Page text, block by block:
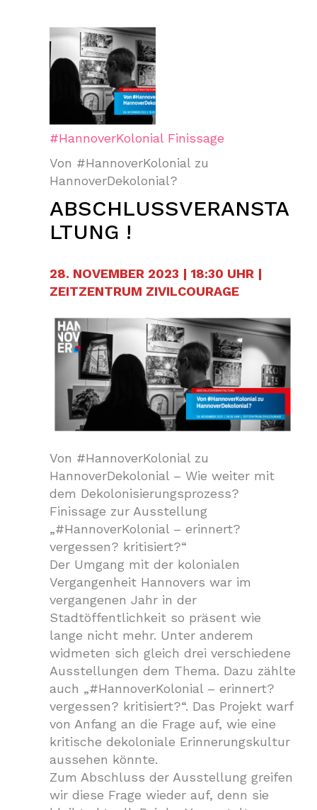
#HannoverKolonial Finissage
Von #HannoverKolonial zu
HannoverDekolonial?
ABSCHLUSSVERANSTA
LTUNG !
28. NOVEMBER 2023 | 18:30 UHR |
ZEITZENTRUM ZIVILCOURAGE
Von #HannoverKolonial zu
HannoverDekolonial – Wie weiter mit
dem Dekolonisierungsprozess?
Finissage zur Ausstellung
„#HannoverKolonial – erinnert?
vergessen? kritisiert?“
Der Umgang mit der kolonialen
Vergangenheit Hannovers war im
vergangenen Jahr in der
Stadtöffentlichkeit so präsent wie
lange nicht mehr. Unter anderem
widmeten sich gleich drei verschiedene
Ausstellungen dem Thema. Dazu zählte
auch „#HannoverKolonial – erinnert?
vergessen? kritisiert?“. Das Projekt warf
von Anfang an die Frage auf, wie eine
kritische dekoloniale Erinnerungskultur
aussehen könnte.
Zum Abschluss der Ausstellung greifen
wir diese Frage wieder auf, denn sie